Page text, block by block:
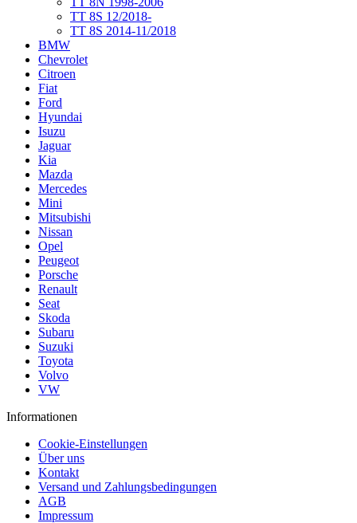
TT 8S 12/2018-
TT 8S 2014-11/2018
BMW
Chevrolet
Citroen
Fiat
Ford
Hyundai
Isuzu
Jaguar
Kia
Mazda
Mercedes
Mini
Mitsubishi
Nissan
Opel
Peugeot
Porsche
Renault
Seat
Skoda
Subaru
Suzuki
Toyota
Volvo
VW
Informationen
Cookie-Einstellungen
Über uns
Kontakt
Versand und Zahlungsbedingungen
AGB
Impressum